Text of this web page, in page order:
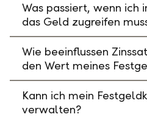
Was passiert, wenn ich
das Geld zugreifen
Wie beeinflussen
den Wert meines
Kann ich mein
verwalten?